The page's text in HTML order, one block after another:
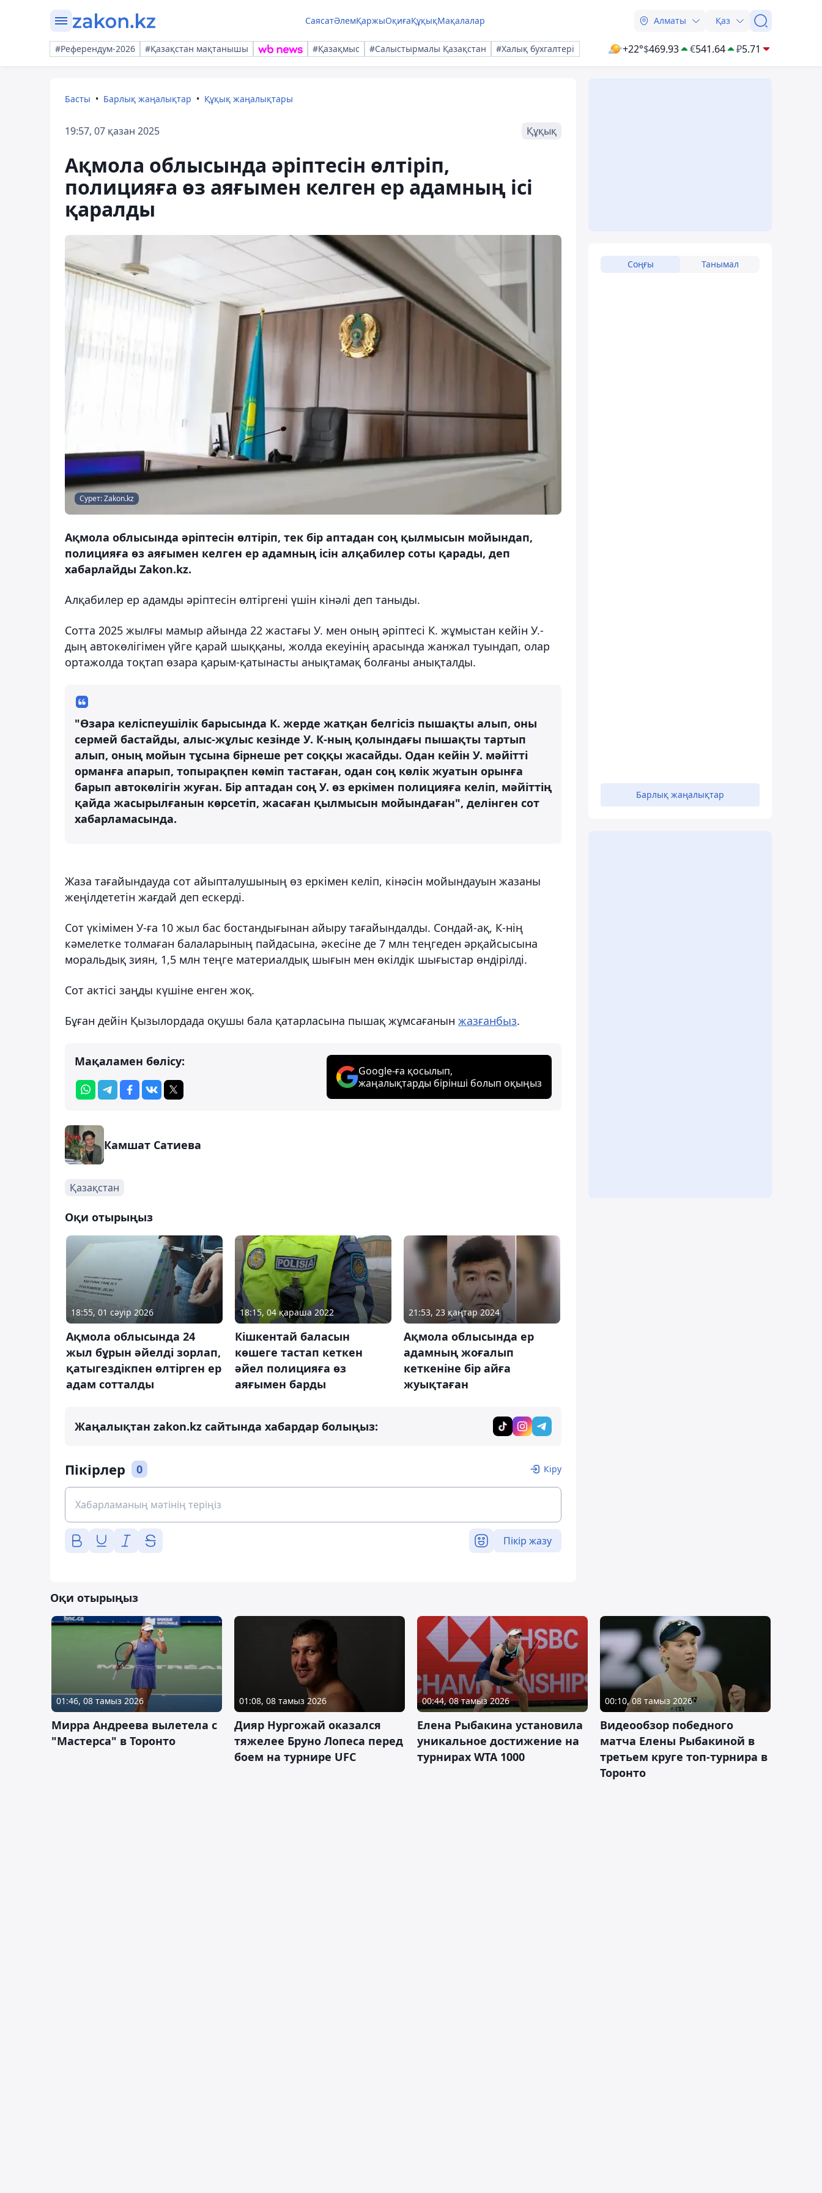
СаясатӘлемҚаржыОқиғаҚұқықМақалалар Алматы Қаз
#Референдум-2026 #Қазақстан мақтанышы #Қазақмыс #Салыстырмалы Қазақстан #Халық бухгалтері +22°$469.93 €541.64 ₽5.71
Басты Барлық жаңалықтар Құқық жаңалықтары
19:57, 07 қазан 2025 Құқық
Ақмола облысында әріптесін өлтіріп,
полицияға өз аяғымен келген ер адамның ісі
қаралды
Сурет: Zakon.kz
Ақмола облысында әріптесін өлтіріп, тек бір аптадан соң қылмысын мойындап,
полицияға өз аяғымен келген ер адамның ісін алқабилер соты қарады, деп
хабарлайды Zakon.kz.
Алқабилер ер адамды әріптесін өлтіргені үшін кінәлі деп таныды.
Сотта 2025 жылғы мамыр айында 22 жастағы У. мен оның әріптесі К. жұмыстан кейін У.-
дың автокөлігімен үйге қарай шыққаны, жолда екеуінің арасында жанжал туындап, олар
ортажолда тоқтап өзара қарым-қатынасты анықтамақ болғаны анықталды.
"Өзара келіспеушілік барысында К. жерде жатқан белгісіз пышақты алып, оны
сермей бастайды, алыс-жұлыс кезінде У. К-ның қолындағы пышақты тартып
алып, оның мойын тұсына бірнеше рет соққы жасайды. Одан кейін У. мәйітті
орманға апарып, топырақпен көміп тастаған, одан соң көлік жуатын орынға
барып автокөлігін жуған. Бір аптадан соң У. өз еркімен полицияға келіп, мәйіттің
қайда жасырылғанын көрсетіп, жасаған қылмысын мойындаған", делінген сот
хабарламасында.
Жаза тағайындауда сот айыпталушының өз еркімен келіп, кінәсін мойындауын жазаны
жеңілдететін жағдай деп ескерді.
Сот үкімімен У-ға 10 жыл бас бостандығынан айыру тағайындалды. Сондай-ақ, К-нің
кәмелетке толмаған балаларының пайдасына, әкесіне де 7 млн теңгеден әрқайсысына
моральдық зиян, 1,5 млн теңге материалдық шығын мен өкілдік шығыстар өндірілді.
Сот актісі заңды күшіне енген жоқ.
Бұған дейін Қызылордада оқушы бала қатарласына пышақ жұмсағанын жазғанбыз.
Мақаламен бөлісу:
Google-ға қосылып,
жаңалықтарды бірінші болып оқыңыз
Камшат Сатиева
Қазақстан
Оқи отырыңыз
18:55, 01 сәуір 2026
Ақмола облысында 24
жыл бұрын әйелді зорлап,
қатыгездікпен өлтірген ер
адам сотталды
18:15, 04 қараша 2022
Кішкентай баласын
көшеге тастап кеткен
әйел полицияға өз
аяғымен барды
21:53, 23 қаңтар 2024
Ақмола облысында ер
адамның жоғалып
кеткеніне бір айға
жуықтаған
Жаңалықтан zakon.kz сайтында хабардар болыңыз:
Пікірлер 0 Кіру
Пікір жазу
Соңғы Танымал
Барлық жаңалықтар
Оқи отырыңыз
01:46, 08 тамыз 2026
Мирра Андреева вылетела с
"Мастерса" в Торонто
01:08, 08 тамыз 2026
Дияр Нургожай оказался
тяжелее Бруно Лопеса перед
боем на турнире UFC
00:44, 08 тамыз 2026
Елена Рыбакина установила
уникальное достижение на
турнирах WTA 1000
00:10, 08 тамыз 2026
Видеообзор победного
матча Елены Рыбакиной в
третьем круге топ-турнира в
Торонто